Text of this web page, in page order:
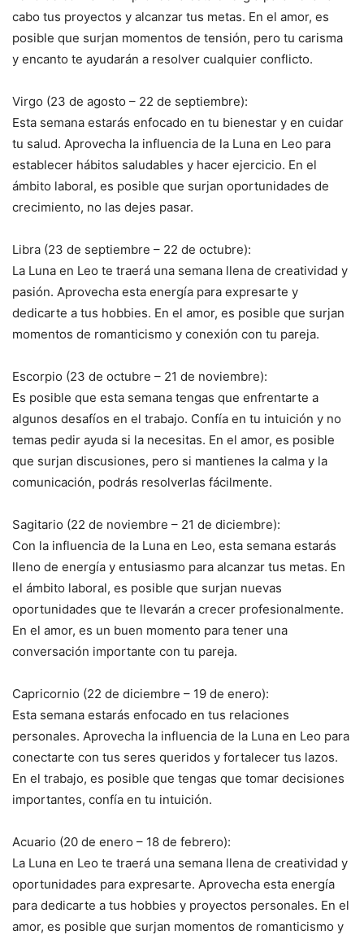
cabo tus proyectos y alcanzar tus metas. En el amor, es
posible que surjan momentos de tensión, pero tu carisma
y encanto te ayudarán a resolver cualquier conflicto.
Virgo (23 de agosto – 22 de septiembre):
Esta semana estarás enfocado en tu bienestar y en cuidar
tu salud. Aprovecha la influencia de la Luna en Leo para
establecer hábitos saludables y hacer ejercicio. En el
ámbito laboral, es posible que surjan oportunidades de
crecimiento, no las dejes pasar.
Libra (23 de septiembre – 22 de octubre):
La Luna en Leo te traerá una semana llena de creatividad y
pasión. Aprovecha esta energía para expresarte y
dedicarte a tus hobbies. En el amor, es posible que surjan
momentos de romanticismo y conexión con tu pareja.
Escorpio (23 de octubre – 21 de noviembre):
Es posible que esta semana tengas que enfrentarte a
algunos desafíos en el trabajo. Confía en tu intuición y no
temas pedir ayuda si la necesitas. En el amor, es posible
que surjan discusiones, pero si mantienes la calma y la
comunicación, podrás resolverlas fácilmente.
Sagitario (22 de noviembre – 21 de diciembre):
Con la influencia de la Luna en Leo, esta semana estarás
lleno de energía y entusiasmo para alcanzar tus metas. En
el ámbito laboral, es posible que surjan nuevas
oportunidades que te llevarán a crecer profesionalmente.
En el amor, es un buen momento para tener una
conversación importante con tu pareja.
Capricornio (22 de diciembre – 19 de enero):
Esta semana estarás enfocado en tus relaciones
personales. Aprovecha la influencia de la Luna en Leo para
conectarte con tus seres queridos y fortalecer tus lazos.
En el trabajo, es posible que tengas que tomar decisiones
importantes, confía en tu intuición.
Acuario (20 de enero – 18 de febrero):
La Luna en Leo te traerá una semana llena de creatividad y
oportunidades para expresarte. Aprovecha esta energía
para dedicarte a tus hobbies y proyectos personales. En el
amor, es posible que surjan momentos de romanticismo y